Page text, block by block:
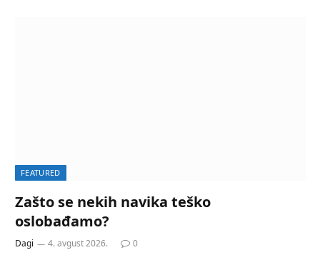
FEATURED
Zašto se nekih navika teško
oslobađamo?
Dagi 4. avgust 2026. 0